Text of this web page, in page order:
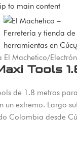
to main content
El Machetico/
Tools
de 1.8 metros
un extremo. Largo
Colombia desde